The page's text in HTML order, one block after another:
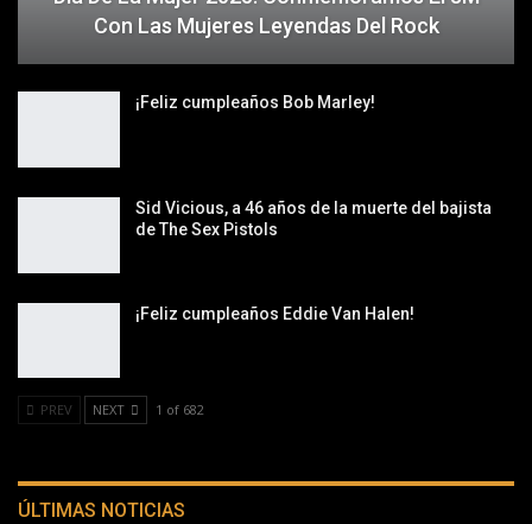
Con Las Mujeres Leyendas Del Rock
¡Feliz cumpleaños Bob Marley!
Sid Vicious, a 46 años de la muerte del bajista
de The Sex Pistols
¡Feliz cumpleaños Eddie Van Halen!
PREV NEXT 1 of 682
ÚLTIMAS NOTICIAS